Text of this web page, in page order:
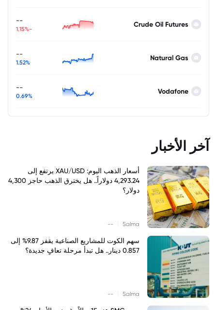
Crude Oil Futures
--
-1.15%
Natural Gas
--
1.52%
Vodafone
--
0.69%
آخر الأخبار
أسعار الذهب اليوم: XAU/USD يرتفع إلى
4,293.24 دولاراً.. هل يخترق الذهب حاجز 4,300
دولار؟
Salma
--
سهم الكوت للمشاريع الصناعية يقفز 9.87% إلى
0.857 دينار.. هل تبدأ مرحلة تعافٍ جديدة؟
Salma
--